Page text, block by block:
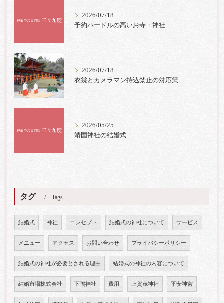
2026/07/18
予約ハードルの高いお寺・神社
2026/07/18
衣裳とカメラマン持込禁止の対応策
2026/05/25
靖国神社の結婚式
タグ Tags
結婚式 神社 コンセプト 結婚式の神社について サービス
メニュー アクセス お問い合わせ プライバシーポリシー
結婚式の神社が必要とされる理由 結婚式の神社の内容について
結婚市場株式会社 下鴨神社 費用 上賀茂神社 平安神宮